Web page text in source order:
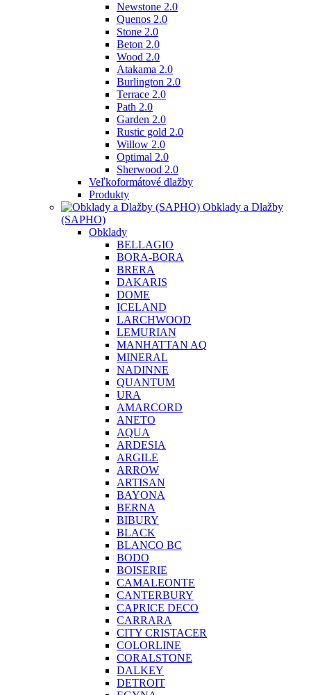
Newstone 2.0
Quenos 2.0
Stone 2.0
Beton 2.0
Wood 2.0
Atakama 2.0
Burlington 2.0
Terrace 2.0
Path 2.0
Garden 2.0
Rustic gold 2.0
Willow 2.0
Optimal 2.0
Sherwood 2.0
Veľkoformátové dlažby
Produkty
Obklady a Dlažby
(SAPHO)
Obklady
BELLAGIO
BORA-BORA
BRERA
DAKARIS
DOME
ICELAND
LARCHWOOD
LEMURIAN
MANHATTAN AQ
MINERAL
NADINNE
QUANTUM
URA
AMARCORD
ANETO
AQUA
ARDESIA
ARGILE
ARROW
ARTISAN
BAYONA
BERNA
BIBURY
BLACK
BLANCO BC
BODO
BOISERIE
CAMALEONTE
CANTERBURY
CAPRICE DECO
CARRARA
CITY CRISTACER
COLORLINE
CORALSTONE
DALKEY
DETROIT